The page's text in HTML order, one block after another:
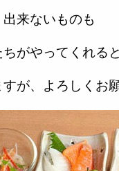
来ないものも
がやってくれる
が、よろしくお